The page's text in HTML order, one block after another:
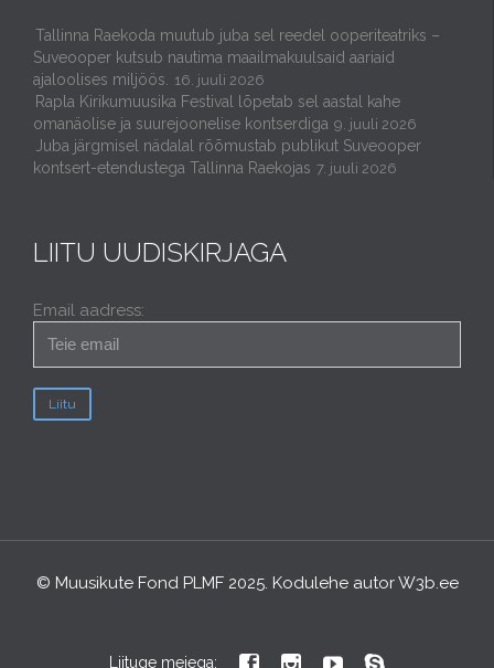
Tallinna Raekoda muutub juba sel reedel ooperiteatriks –
Suveooper kutsub nautima maailmakuulsaid aariaid
ajaloolises miljöös.
16. juuli 2026
Rapla Kirikumuusika Festival lõpetab sel aastal kahe
omanäolise ja suurejoonelise kontserdiga 9. juuli 2026
Juba järgmisel nädalal rõõmustab publikut Suveooper
kontsert-etendustega Tallinna Raekojas 7. juuli 2026
LIITU UUDISKIRJAGA
Email aadress:
© Muusikute Fond PLMF 2025. Kodulehe autorW3b.ee
Liituge meiega:    